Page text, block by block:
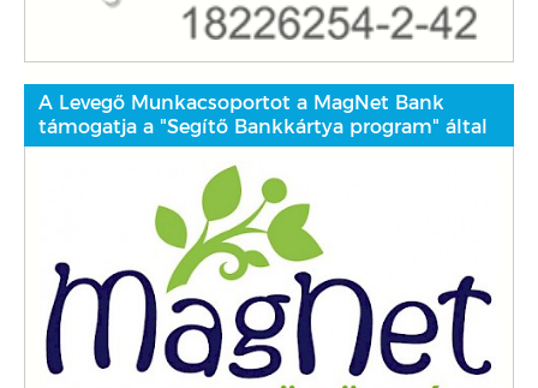
A Levegő Munkacsoportot a MagNet Bank
támogatja a "Segítő Bankkártya program" által